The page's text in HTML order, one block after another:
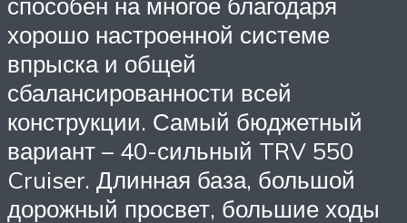
хорошо настроенной системе
впрыска и общей
сбалансированности всей
конструкции. Самый бюджетный
вариант – 40-сильный TRV 550
Cruiser. Длинная база, большой
дорожный просвет, большие ходы